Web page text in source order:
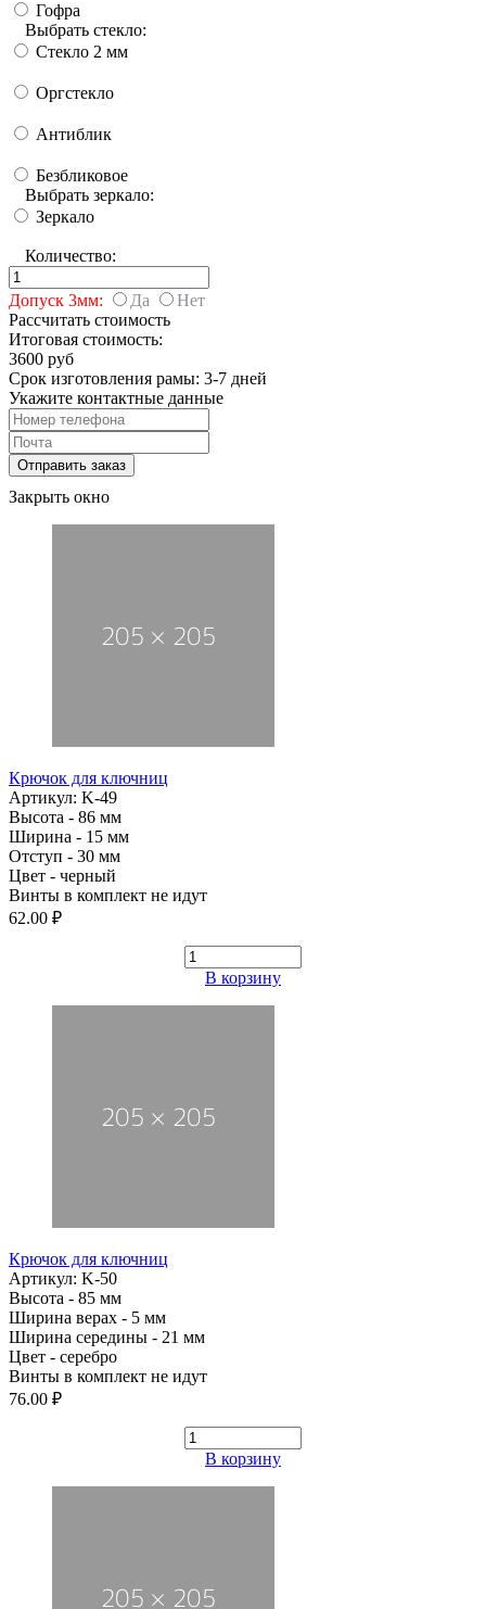
Гофра
Выбрать стекло:
Стекло 2 мм
Оргстекло
Антиблик
Безбликовое
Выбрать зеркало:
Зеркало
Количество:
Допуск 3мм: Да
Нет
Рассчитать стоимость
Итоговая стоимость:
3600 руб
Срок изготовления рамы: 3-7 дней
Укажите контактные данные
Закрыть окно
Крючок для ключниц
Артикул: K-49
Высота - 86 мм
Ширина - 15 мм
Отступ - 30 мм
Цвет - черный
Винты в комплект не идут
62.00 ₽
В корзину
Крючок для ключниц
Артикул: K-50
Высота - 85 мм
Ширина верах - 5 мм
Ширина середины - 21 мм
Цвет - серебро
Винты в комплект не идут
76.00 ₽
В корзину